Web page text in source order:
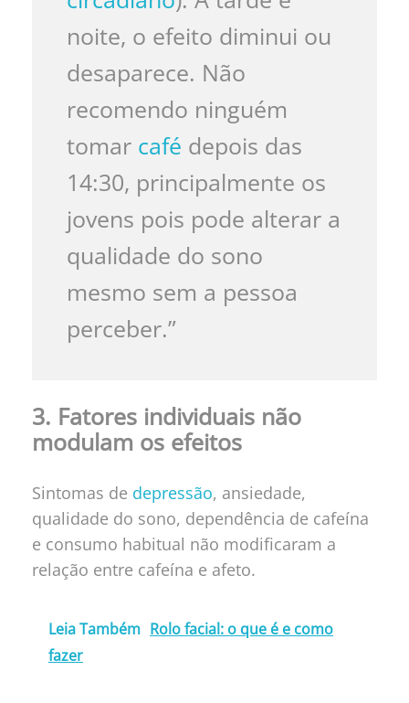
noite, o efeito diminui ou
desaparece. Não
recomendo ninguém
tomar café depois das
14:30, principalmente os
jovens pois pode alterar a
qualidade do sono
mesmo sem a pessoa
perceber.”
3. Fatores individuais não
modulam os efeitos
Sintomas de depressão, ansiedade,
qualidade do sono, dependência de cafeína
e consumo habitual não modificaram a
relação entre cafeína e afeto.
Leia Também Rolo facial: o que é e como
fazer